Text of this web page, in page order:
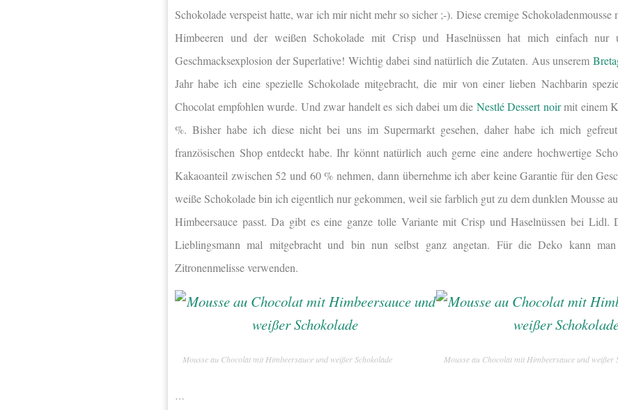
Schokolade verspeist hatte, war ich mir nicht mehr so sicher ;-). Diese cremige Schokoladenmousse
Himbeeren und der weißen Schokolade mit Crisp und Haselnüssen hat mich einfach nur
Geschmacksexplosion der Superlative! Wichtig dabei sind natürlich die Zutaten. Aus unserem
Jahr habe ich eine spezielle Schokolade mitgebracht, die mir von einer lieben Nachbarin
Chocolat empfohlen wurde. Und zwar handelt es sich dabei um die Nestlé Dessert noirmit einem
%. Bisher habe ich diese nicht bei uns im Supermarkt gesehen, daher habe ich mich
französischen Shop entdeckt habe. Ihr könnt natürlich auch gerne eine andere hochwertige
Kakaoanteil zwischen 52 und 60 % nehmen, dann übernehme ich aber keine Garantie für den
weiße Schokolade bin ich eigentlich nur gekommen, weil sie farblich gut zu dem dunklen Mousse
Himbeersauce passt. Da gibt es eine ganze tolle Variante mit Crisp und Haselnüssen bei Lidl.
Lieblingsmann mal mitgebracht und bin nun selbst ganz angetan. Für die Deko kann
Zitronenmelisse verwenden.
Mousse au Chocolat mit Himbeersauce und weißer Schokolade Mousse au Chocolat mit Himbeersauce und weißer
…